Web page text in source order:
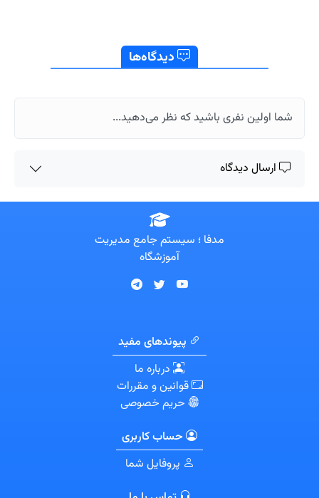
دیدگاه‌ها
شما اولین نفری باشید که نظر می‌دهید...
ارسال دیدگاه
مدفا ؛ سیستم جامع مدیریت
آموزشگاه
پیوندهای مفید
درباره ما
قوانین و مقررات
حریم خصوصی
حساب کاربری
پروفایل شما